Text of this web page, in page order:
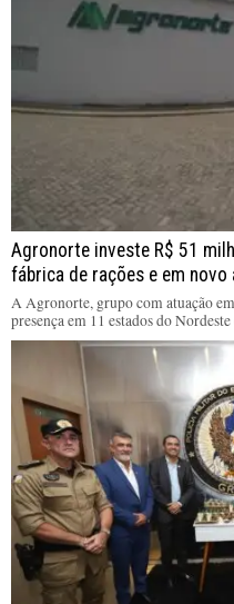
Agronorte investe R$ 51
fábrica de rações e em
A Agronorte, grupo com atuação
presença em 11 estados do